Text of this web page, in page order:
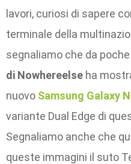
lavori, curiosi di sapere
terminale della
segnaliamo che da
di Nowhereelse ha
nuovo Samsung Galaxy
variante Dual Edge di
Segnaliamo anche che
queste immagini il suto